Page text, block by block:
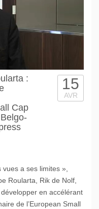
:
Cap
15
AVR
a ses limites »,
Roularta, Rik de Nolf,
en accélérant
de l’European Small